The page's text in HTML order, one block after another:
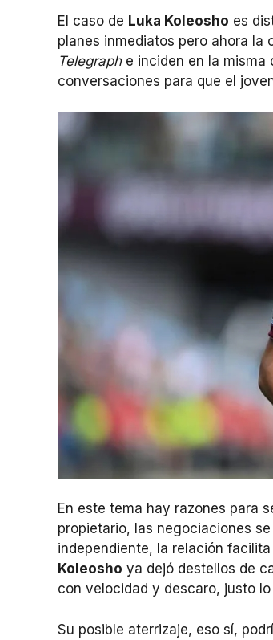
El caso de Luka Koleosho es
planes inmediatos pero ahora la
Telegraph e inciden en la misma
conversaciones para que el
En este tema hay razones para
propietario, las negociaciones
independiente, la relación
Koleosho ya dejó destellos de
con velocidad y descaro, justo
Su posible aterrizaje, eso sí,